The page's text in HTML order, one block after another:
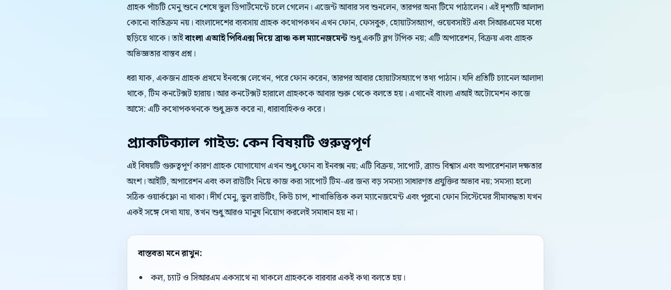
গ্রাহক পাঁচটি মেনু শুনে শেষে ভুল ডিপার্টমেন্টে চলে গেলেন। এজেন্ট আবার সব শুনলেন, তারপর অন্য টিমে পাঠালেন। এই দৃশ্যটি আলাদা
কোনো ব্যতিক্রম নয়। বাংলাদেশের ব্যবসায় গ্রাহক কথোপকথন এখন ফোন, ফেসবুক, হোয়াটসঅ্যাপ, ওয়েবসাইট এবং সিআরএমের মধ্যে
ছড়িয়ে থাকে। তাইবাংলা এআই পিবিএক্স দিয়ে ব্রাঞ্চ কল ম্যানেজমেন্টশুধু একটি ব্লগ টপিক নয়; এটি অপারেশন, বিক্রয় এবং গ্রাহক
অভিজ্ঞতার বাস্তব প্রশ্ন।
ধরা যাক, একজন গ্রাহক প্রথমে ইনবক্সে লেখেন, পরে ফোন করেন, তারপর আবার হোয়াটসঅ্যাপে তথ্য পাঠান। যদি প্রতিটি চ্যানেল আলাদা
থাকে, টিম কনটেক্সট হারায়। আর কনটেক্সট হারালে গ্রাহককে আবার শুরু থেকে বলতে হয়। এখানেই বাংলা এআই অটোমেশন কাজে
আসে: এটি কথোপকথনকে শুধু দ্রুত করে না, ধারাবাহিকও করে।
প্র্যাকটিক্যাল গাইড: কেন বিষয়টি গুরুত্বপূর্ণ
এই বিষয়টি গুরুত্বপূর্ণ কারণ গ্রাহক যোগাযোগ এখন শুধু ফোন বা ইনবক্স নয়; এটি বিক্রয়, সাপোর্ট, ব্র্যান্ড বিশ্বাস এবং অপারেশনাল দক্ষতার
অংশ। আইটি, অপারেশন এবং কল রাউটিং নিয়ে কাজ করা সাপোর্ট টিম-এর জন্য বড় সমস্যা সাধারণত প্রযুক্তির অভাব নয়; সমস্যা হলো
সঠিক ওয়ার্কফ্লো না থাকা। দীর্ঘ মেনু, ভুল রাউটিং, কিউ চাপ, শাখাভিত্তিক কল ম্যানেজমেন্ট এবং পুরনো ফোন সিস্টেমের সীমাবদ্ধতা যখন
একই সঙ্গে দেখা যায়, তখন শুধু আরও মানুষ নিয়োগ করলেই সমাধান হয় না।
বাস্তবতা মনে রাখুন:
কল, চ্যাট ও সিআরএম একসাথে না থাকলে গ্রাহককে বারবার একই কথা বলতে হয়।